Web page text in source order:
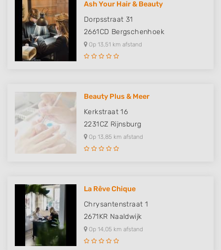
Ash Your Hair & Beauty
Dorpsstraat 31
2661CD Bergschenhoek
Op 13,51 km afstand
Beauty Plus & Meer
Kerkstraat 16
2231CZ Rijnsburg
Op 13,85 km afstand
La Rêve Chique
Chrysantenstraat 1
2671KR Naaldwijk
Op 14,05 km afstand